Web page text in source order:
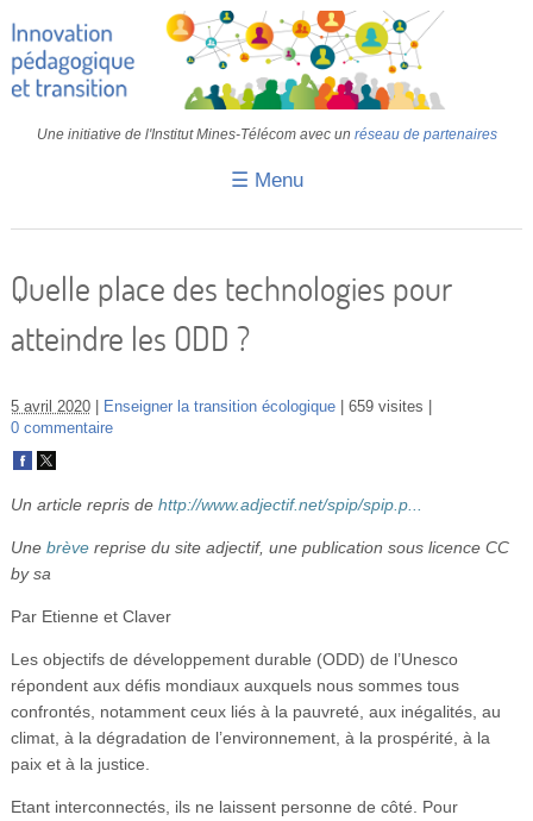
Une initiative de l'Institut Mines-Télécom avec un réseau de partenaires
☰ Menu
Retours d’expériences
IA
Colloques
Vidéos
Quelle place des technologies pour
atteindre les ODD ?
5 avril 2020 Enseigner la transition écologique
659 visites
0 commentaire
Un article repris de http://www.adjectif.net/spip/spip.p...
Une brèvereprise du site adjectif, une publication sous licence CC
by sa
Par Etienne et Claver
Les objectifs de développement durable (ODD) de l’Unesco
répondent aux défis mondiaux auxquels nous sommes tous
confrontés, notamment ceux liés à la pauvreté, aux inégalités, au
climat, à la dégradation de l’environnement, à la prospérité, à la
paix et à la justice.
Etant interconnectés, ils ne laissent personne de côté. Pour